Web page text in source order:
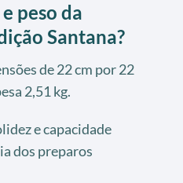
peso da
Santana?
de 22 cm por 22
2,51 kg.
e capacidade
dos preparos